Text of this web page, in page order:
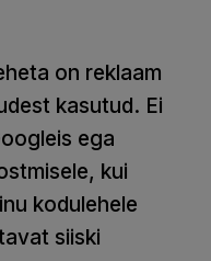
on reklaam
kasutud. Ei
ega
kui
kodulehele
siiski